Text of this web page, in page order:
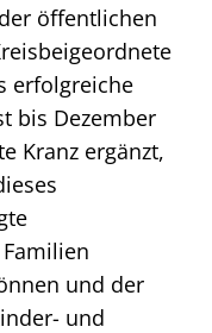
öffentlichen
erfolgreiche
bis Dezember
Kranz ergänzt,
und der
und